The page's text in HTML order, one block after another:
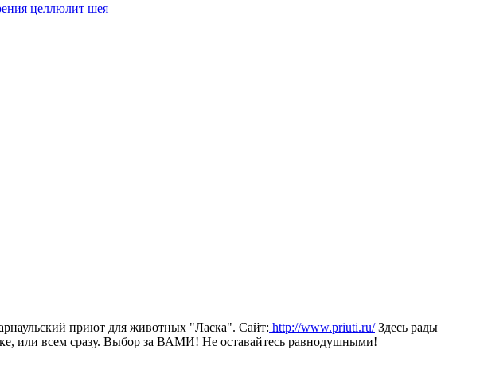
целлюлит шея
приют для животных "Ласка". Сайт: http://www.priuti.ru/Здесь рады
или всем сразу. Выбор за ВАМИ! Не оставайтесь равнодушными!